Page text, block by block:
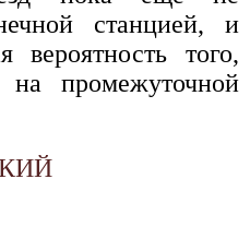
станцией, и
вероятность того,
на промежуточной